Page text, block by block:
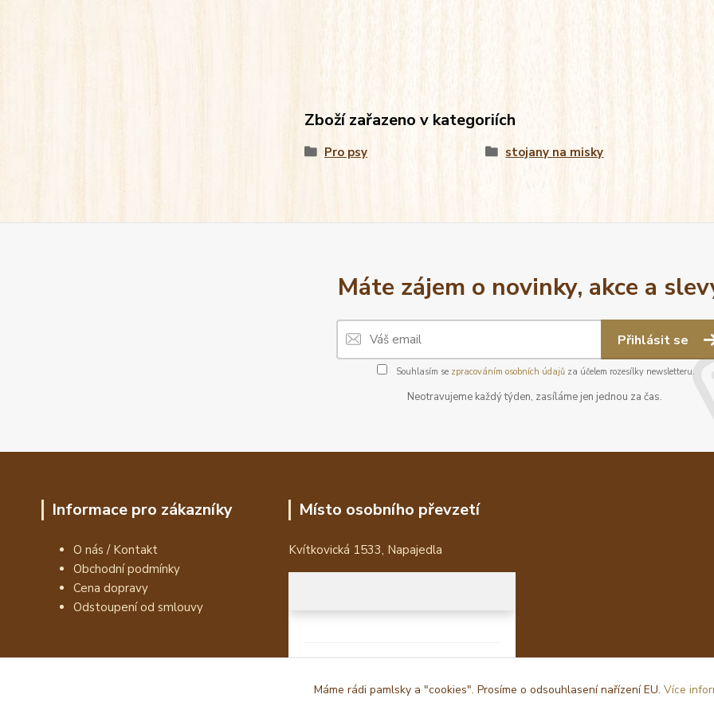
Zboží zařazeno v kategoriích
Pro psy stojany na misky
Máte zájem o novinky, akce a
Přihlásit se
Souhlasím se zpracováním osobních údajůza účelem rozesílky newsletteru.
Neotravujeme každý týden, zasíláme jen jednou za čas.
Informace pro zákazníky
O nás / Kontakt
Obchodní podmínky
Cena dopravy
Odstoupení od smlouvy
Místo osobního převzetí
Kvítkovická 1533, Napajedla
Máme rádi pamlsky a "cookies". Prosíme o odsouhlasení nařízení EU. Více